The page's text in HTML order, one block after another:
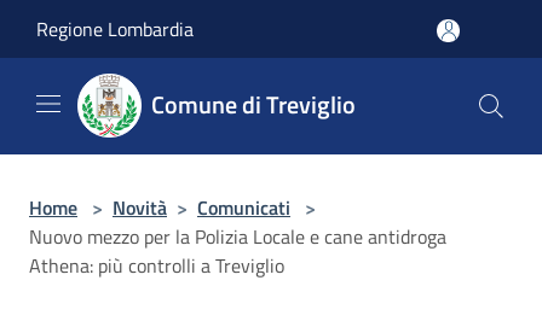
Regione Lombardia
Comune di Treviglio
Home > Novità > Comunicati >
Nuovo mezzo per la Polizia Locale e cane antidroga
Athena: più controlli a Treviglio